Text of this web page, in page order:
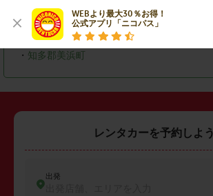
WEBより最大30％お得！
公式アプリ「ニコパス」
岩倉市 ・清須市
丹羽郡扶桑町 ・ 海部郡大治町
・ 知多郡美浜町
レンタカーを予約しよう
出発